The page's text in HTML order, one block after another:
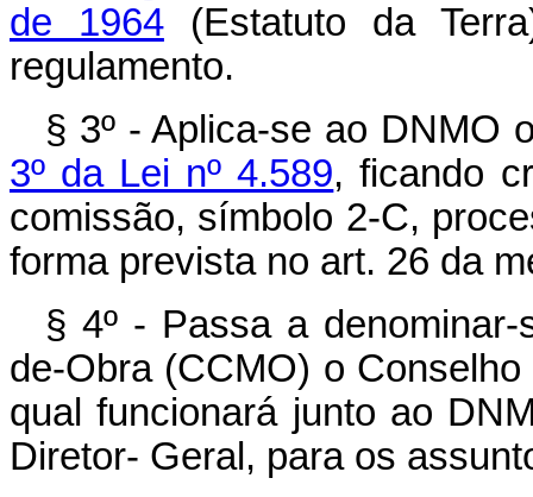
de 1964(Estatuto da
regulamento.
§ 3º - Aplica-se ao DNMO
3º da Lei nº 4.589, ficando
comissão, símbolo 2-C,
forma prevista no art. 26 da
§ 4º - Passa a
de-Obra (CCMO) o
qual funcionará junto ao
Diretor- Geral, para os